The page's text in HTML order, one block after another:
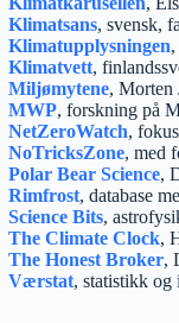
Klimatsans, svensk,
Klimatupplysningen
Klimatvett,
Miljømytene, Morten
MWP, forskning på
NetZeroWatch,
NoTricksZone, med
Polar Bear Science,
Rimfrost, database
Science Bits,
The Climate Clock,
The Honest Broker,
Værstat, statistikk